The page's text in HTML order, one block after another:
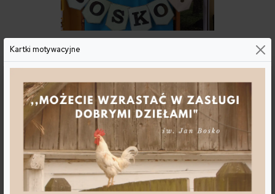
Kiedy odwiedzasz dowolną witrynę internetową, może ona
przechowywać lub pobierać informacje w Twojej
przeglądarce, głównie w formie plików cookie. Informacje te
mogą dotyczyć Ciebie, Twoich preferencji lub Twojego
urządzenia i są wykorzystywane głównie do tego, aby
witryna działała zgodnie z oczekiwaniami.
Zezwól na wszystkie
Kartki motywacyjne